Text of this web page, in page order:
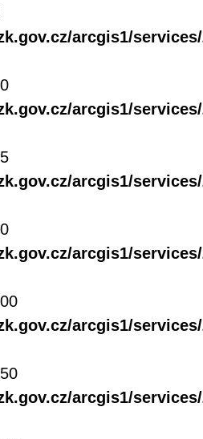
arcgis1/
arcgis1/
arcgis1/
arcgis1/
arcgis1/
arcgis1/